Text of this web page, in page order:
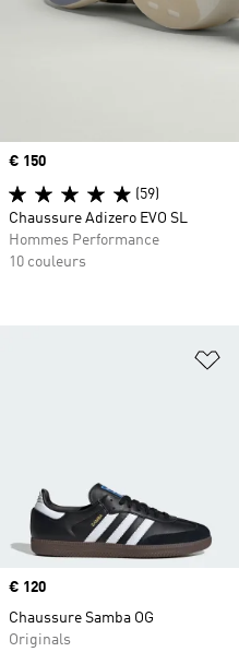
Prix
€ 120
Chaussure Samba OG
Originals
Prix
€ 150
(59)
Chaussure Adizero EVO SL
Hommes Performance
10 couleurs